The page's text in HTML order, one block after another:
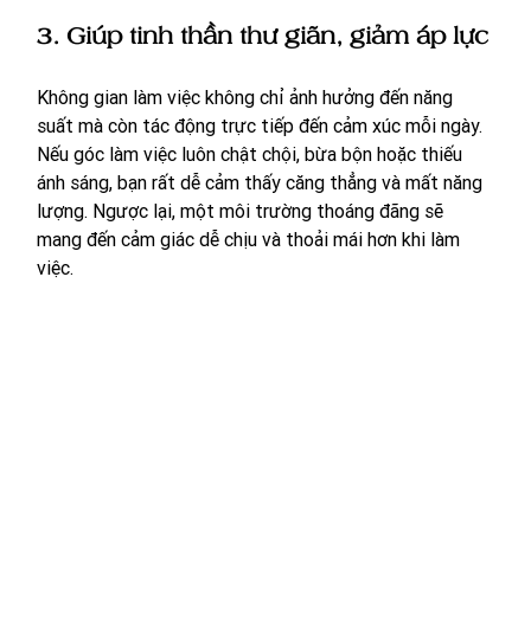
3. Giúp tinh thần thư giãn, giảm áp lực
Không gian làm việc không chỉ ảnh hưởng đến năng
suất mà còn tác động trực tiếp đến cảm xúc mỗi ngày.
Nếu góc làm việc luôn chật chội, bừa bộn hoặc thiếu
ánh sáng, bạn rất dễ cảm thấy căng thẳng và mất năng
lượng. Ngược lại, một môi trường thoáng đãng sẽ
mang đến cảm giác dễ chịu và thoải mái hơn khi làm
việc.